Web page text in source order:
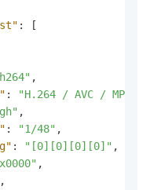
:
[
,
:
"H.264 / AVC /
,
: "1/48" ,
: "[0][0][0][0]" ,
,
,